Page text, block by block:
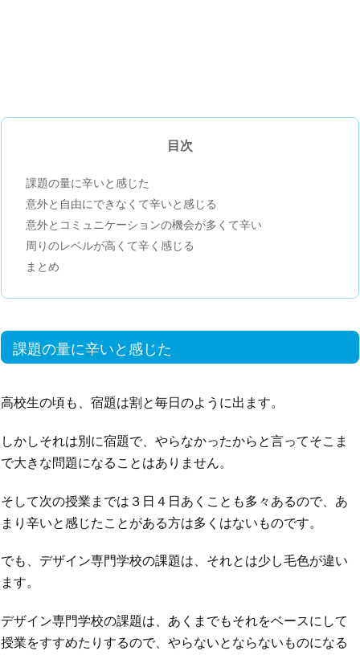
目次
課題の量に辛いと感じた
意外と自由にできなくて辛いと感じる
意外とコミュニケーションの機会が多くて辛い
周りのレベルが高くて辛く感じる
まとめ
課題の量に辛いと感じた
高校生の頃も、宿題は割と毎日のように出ます。
しかしそれは別に宿題で、やらなかったからと言ってそこま
で大きな問題になることはありません。
そして次の授業までは３日４日あくことも多々あるので、あ
まり辛いと感じたことがある方は多くはないものです。
でも、デザイン専門学校の課題は、それとは少し毛色が違い
ます。
デザイン専門学校の課題は、あくまでもそれをベースにして
授業をすすめたりするので、やらないとならないものになる